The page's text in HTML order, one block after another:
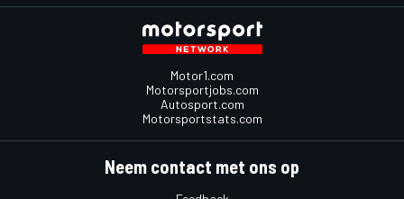
Motor1.com
Motorsportjobs.com
Autosport.com
Motorsportstats.com
Neem contact met ons op